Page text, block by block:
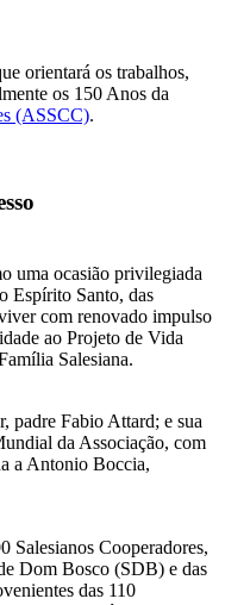
orientará os trabalhos,
os 150 Anos da
(ASSCC).
uma ocasião privilegiada
Espírito Santo, das
com renovado impulso
ao Projeto de Vida
Salesiana.
padre Fabio Attard; e sua
da Associação, com
a Antonio Boccia,
Salesianos Cooperadores,
Dom Bosco (SDB) e das
das 110